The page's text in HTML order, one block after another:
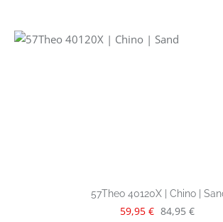
57Theo 40120X | Chino |
Verkaufspreis:
59,95 € Regulärer
84,95 €